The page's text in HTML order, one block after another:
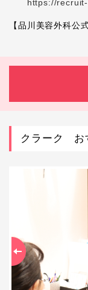
https://
【品川美容外科公
クラーク お
Previous